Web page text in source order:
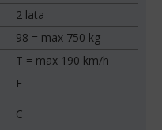
2 lata
98 = max 750 kg
T = max 190 km/h
E
C